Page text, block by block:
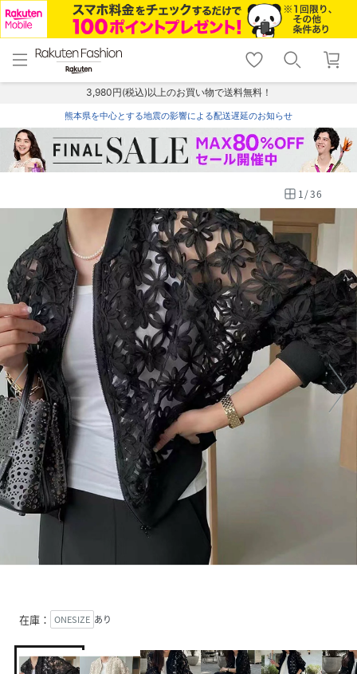
menu home
トップ
shopping_cart lock_outline
ログイン
3,980円(税込)以上のお買い物で送料無料！
熊本県を中心とする地震の影響による配送遅延のお知らせ
1/36
在庫： ONESIZE あり